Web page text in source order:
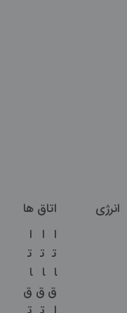
انرژی
اتاق ها
ا
ت
ا
ق
ا
ت
ا
ق
ا
ت
ا
ق